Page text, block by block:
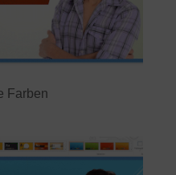
Farben